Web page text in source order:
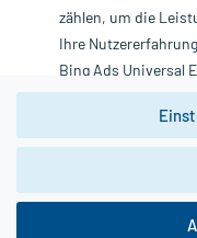
unserer
nutzen Sie das Formular:
Vertrag widerrufen
*Hinweise zu unseren
zählen, um die
Ihre
Bing Ads Universal
Youtube-Social
Wir weisen
zwingend den
DSGVO
Daten dort